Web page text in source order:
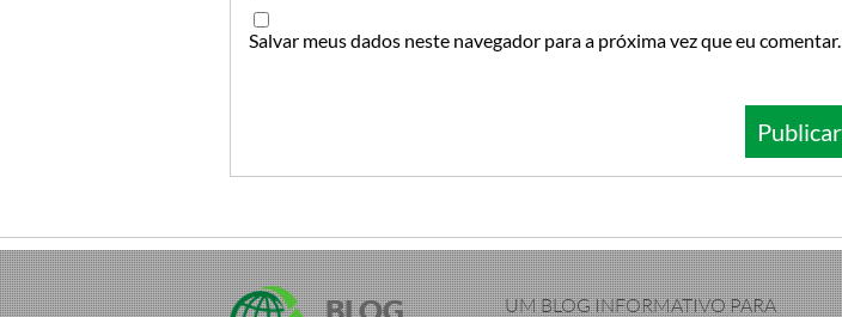
Salvar meus dados neste navegador para a próxima vez que eu comentar.
UM BLOG INFORMATIVO PARA